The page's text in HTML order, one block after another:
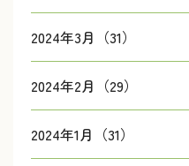
2024年3月（31）
2024年2月（29）
2024年1月（31）